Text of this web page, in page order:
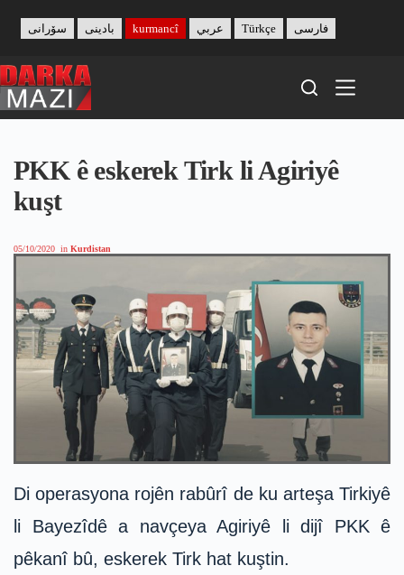
content
بادینی سۆرانی kurmancî عربي Türkçe فارسی
PKK ê eskerek Tirk li Agiriyê
kuşt
05/10/2020 in Kurdistan
Di operasyona rojên rabûrî de ku arteşa Tirkiyê
li Bayezîdê a navçeya Agiriyê li dijî PKK ê
pêkanî bû, eskerek Tirk hat kuştin.